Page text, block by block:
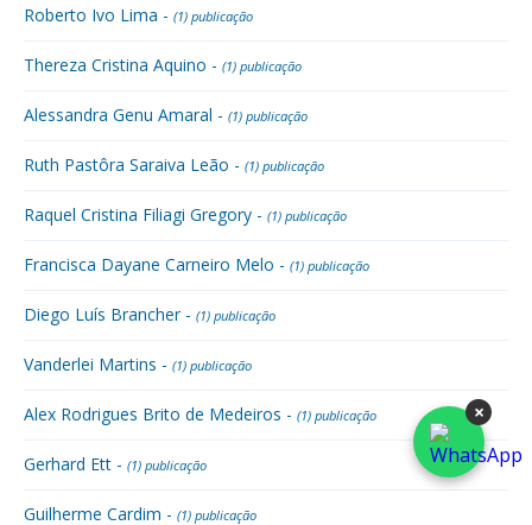
Roberto Ivo Lima - (1) publicação
Thereza Cristina Aquino - (1) publicação
Alessandra Genu Amaral - (1) publicação
Ruth Pastôra Saraiva Leão - (1) publicação
Raquel Cristina Filiagi Gregory - (1) publicação
Francisca Dayane Carneiro Melo - (1) publicação
Diego Luís Brancher - (1) publicação
Vanderlei Martins - (1) publicação
Alex Rodrigues Brito de Medeiros - (1) publicação
Gerhard Ett - (1) publicação
Guilherme Cardim - (1) publicação
×